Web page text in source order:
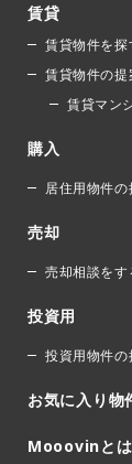
賃貸
賃貸物件を探
賃貸物件の提
賃貸マン
購入
居住用物件
売却
売却相談をす
投資用
投資用物件
お気に入り物
Mooovinとは